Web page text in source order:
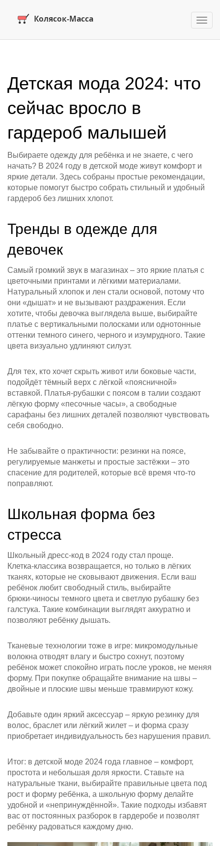
Детская мода 2024: что
сейчас вросло в
гардероб малышей
Выбираете одежду для ребёнка и не знаете, с чего
начать? В 2024 году в детской моде живут комфорт и
яркие детали. Здесь собраны простые рекомендации,
которые помогут быстро собрать стильный и удобный
гардероб без лишних хлопот.
Тренды в одежде для
девочек
Самый громкий звук в магазинах – это яркие платья с
цветочными принтами и лёгкими материалами.
Натуральный хлопок и лен стали основой, потому что
они «дышат» и не вызывают раздражения. Если
хотите, чтобы девочка выглядела выше, выбирайте
платье с вертикальными полосками или однотонные
оттенки темного синего, черного и изумрудного. Такие
цвета визуально удлиняют силуэт.
Для тех, кто хочет скрыть живот или боковые части,
подойдёт тёмный верх с лёгкой «поясничной»
вставкой. Платья‑рубашки с поясом в талии создают
лёгкую форму «песочные часы», а свободные
сарафаны без лишних деталей позволяют чувствовать
себя свободно.
Не забывайте о практичности: резинки на поясе,
регулируемые манжеты и простые застёжки – это
спасение для родителей, которые всё время что‑то
поправляют.
Школьная форма без
стресса
Школьный дресс‑код в 2024 году стал проще.
Клетка‑классика возвращается, но только в лёгких
тканях, которые не сковывают движения. Если ваш
ребёнок любит свободный стиль, выбирайте
брюки‑чиносы темного цвета и светлую рубашку без
галстука. Такие комбинации выглядят аккуратно и
позволяют ребёнку дышать.
Тканевые технологии тоже в игре: микромодульные
волокна отводят влагу и быстро сохнут, поэтому
ребёнок может спокойно играть после уроков, не меняя
форму. При покупке обращайте внимание на швы –
двойные и плоские швы меньше травмируют кожу.
Добавьте один яркий аксессуар – яркую резинку для
волос, браслет или лёгкий жилет – и форма сразу
приобретает индивидуальность без нарушения правил.
Итог: в детской моде 2024 года главное – комфорт,
простота и небольшая доля яркости. Ставьте на
натуральные ткани, выбирайте правильные цвета под
рост и форму ребёнка, а школьную форму делайте
удобной и «непринуждённой». Такие подходы избавят
вас от постоянных разборок в гардеробе и позволят
ребёнку радоваться каждому дню.